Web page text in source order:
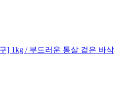
] 1kg / 부드러운 통살 겉은 바삭